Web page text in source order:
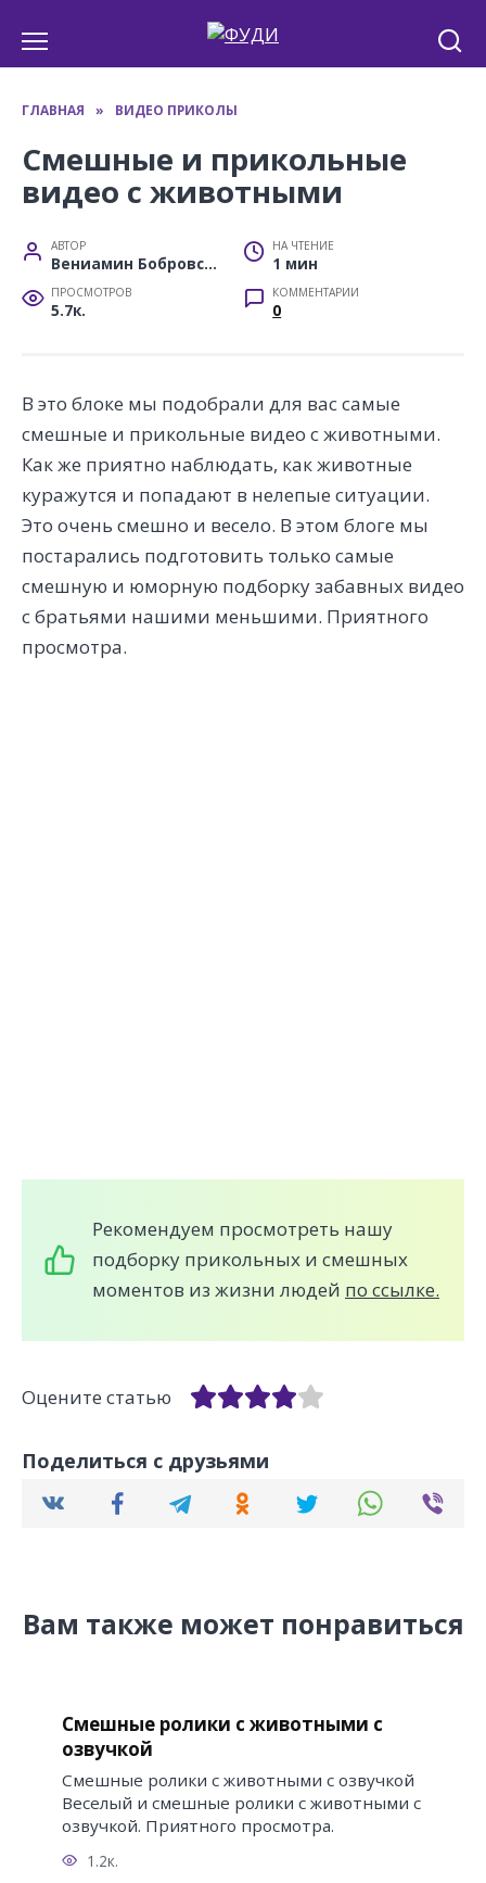
содержанию
ГЛАВНАЯ » ВИДЕО ПРИКОЛЫ
Смешные и прикольные
видео с животными
АВТОР
Вениамин Бобровский
НА ЧТЕНИЕ
1 мин
ПРОСМОТРОВ
5.7к.
КОММЕНТАРИИ
0
В это блоке мы подобрали для вас самые
смешные и прикольные видео с животными.
Как же приятно наблюдать, как животные
куражутся и попадают в нелепые ситуации.
Это очень смешно и весело. В этом блоге мы
постарались подготовить только самые
смешную и юморную подборку забавных видео
с братьями нашими меньшими. Приятного
просмотра.
Рекомендуем просмотреть нашу
подборку прикольных и смешных
моментов из жизни людей по ссылке.
Оцените статью
Поделиться с друзьями
Вам также может понравиться
Смешные ролики с животными с
озвучкой
Смешные ролики с животными с озвучкой
Веселый и смешные ролики с животными с
озвучкой. Приятного просмотра.
1.2к.